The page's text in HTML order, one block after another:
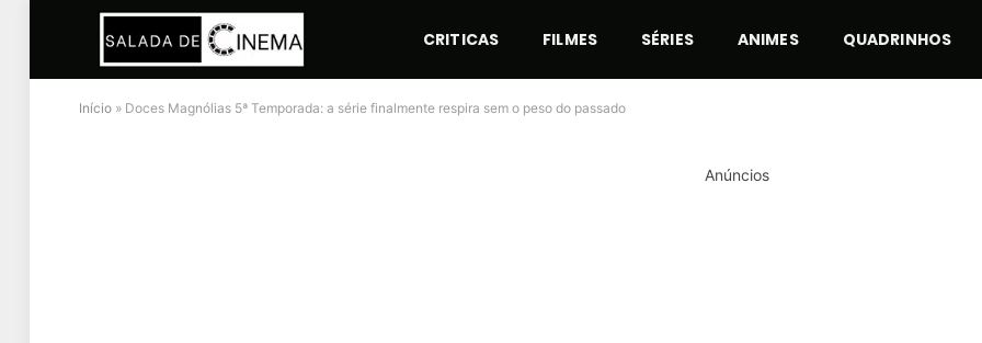
CRITICAS FILMES SÉRIES ANIMES QUADRINHOS
Início » Doces Magnólias 5ª Temporada: a série finalmente respira sem o peso do passado
Anúncios